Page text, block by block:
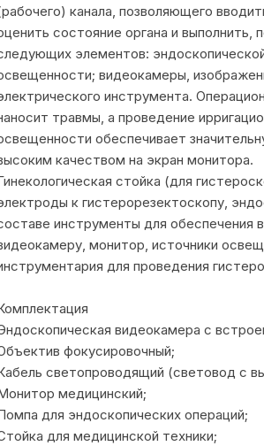
канала, позволяющего
состояние органа и
элементов:
видеокамеры,
инструмента.
травмы, а проведение
обеспечивает
качеством на экран монитора.
стойка (для
к гистерорезектоскопу,
инструменты для обеспечения
монитор, источники
для проведения
видеокамера с
фокусировочный;
светопроводящий (световод с
медицинский;
для эндоскопических операций;
для медицинской техники;